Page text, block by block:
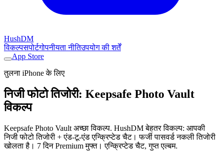
HushDM
विकल्पसपोर्टगोपनीयता नीतिउपयोग की शर्तें
App Store
तुलना iPhone के लिए
निजी फोटो तिजोरी: Keepsafe Photo Vault
विकल्प
Keepsafe Photo Vault अच्छा विकल्प. HushDM बेहतर विकल्प: आपकी
निजी फोटो तिजोरी + एंड-टू-एंड एन्क्रिप्टेड चैट। फर्जी पासवर्ड नकली तिजोरी
खोलता है। 7 दिन Premium मुफ्त। एन्क्रिप्टेड चैट, गुप्त एल्बम.